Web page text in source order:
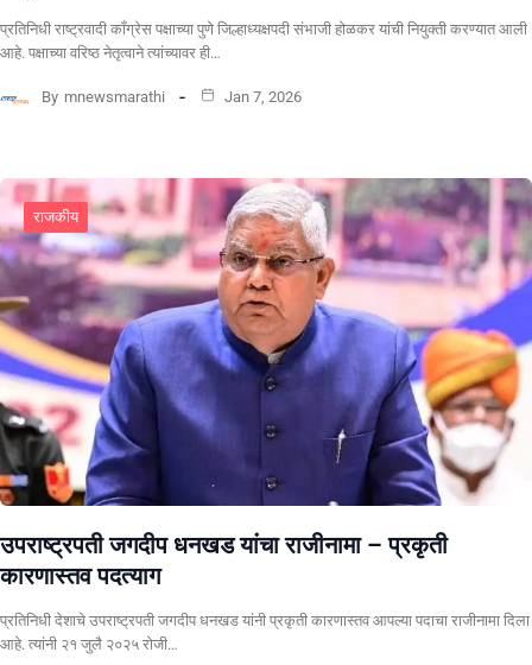
प्रतिनिधी राष्ट्रवादी काँग्रेस पक्षाच्या पुणे जिल्हाध्यक्षपदी संभाजी होळकर यांची नियुक्ती करण्यात आली
आहे. पक्षाच्या वरिष्ठ नेतृत्वाने त्यांच्यावर ही…
By mnewsmarathi Jan 7, 2026
राजकीय
उपराष्ट्रपती जगदीप धनखड यांचा राजीनामा – प्रकृती
कारणास्तव पदत्याग
प्रतिनिधी देशाचे उपराष्ट्रपती जगदीप धनखड यांनी प्रकृती कारणास्तव आपल्या पदाचा राजीनामा दिला
आहे. त्यांनी २१ जुलै २०२५ रोजी…